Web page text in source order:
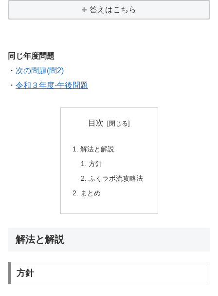
答えはこちら
同じ年度問題
・ 次の問題(問2)
・ 令和３年度-午後問題
目次
解法と解説
方針
ふくラボ流攻略法
まとめ
解法と解説
方針